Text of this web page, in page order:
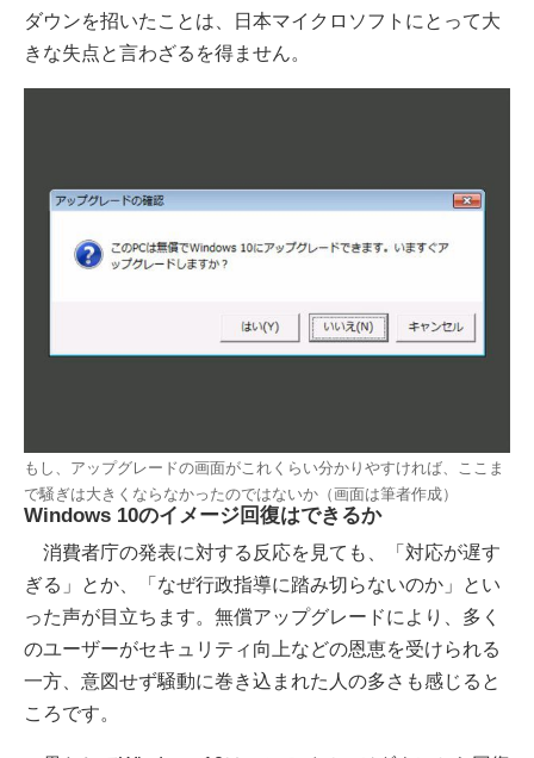
ダウンを招いたことは、日本マイクロソフトにとって大
きな失点と言わざるを得ません。
もし、アップグレードの画面がこれくらい分かりやすければ、ここま
で騒ぎは大きくならなかったのではないか（画面は筆者作成）
Windows 10のイメージ回復はできるか
消費者庁の発表に対する反応を見ても、「対応が遅す
ぎる」とか、「なぜ行政指導に踏み切らないのか」とい
った声が目立ちます。無償アップグレードにより、多く
のユーザーがセキュリティ向上などの恩恵を受けられる
一方、意図せず騒動に巻き込まれた人の多さも感じると
ころです。